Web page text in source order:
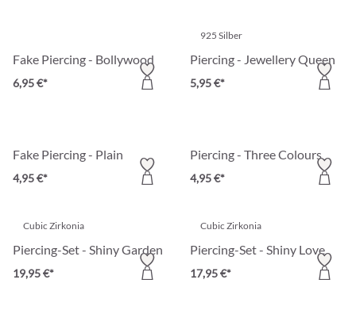
Fake Piercing - Bollywood
6,95 €*
925 Silber
Piercing - Jewellery Queen
5,95 €*
Fake Piercing - Plain
4,95 €*
Piercing - Three Colours
4,95 €*
Cubic Zirkonia
Piercing-Set - Shiny Garden
19,95 €*
Cubic Zirkonia
Piercing-Set - Shiny Love
17,95 €*